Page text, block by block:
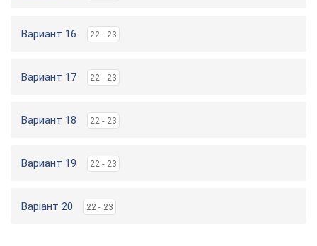
Вариант 16 22 - 23
Вариант 17 22 - 23
Вариант 18 22 - 23
Вариант 19 22 - 23
Варіант 20 22 - 23